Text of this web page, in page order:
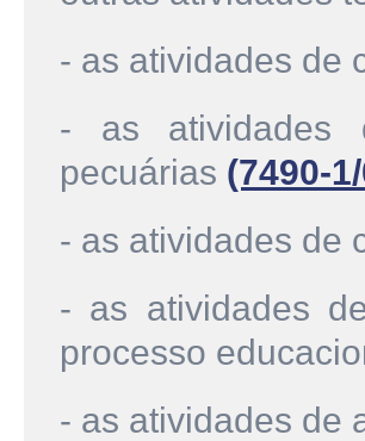
- as atividades de
- as atividades
pecuárias (7490-
- as atividades de
- as atividades
processo
- as atividades de